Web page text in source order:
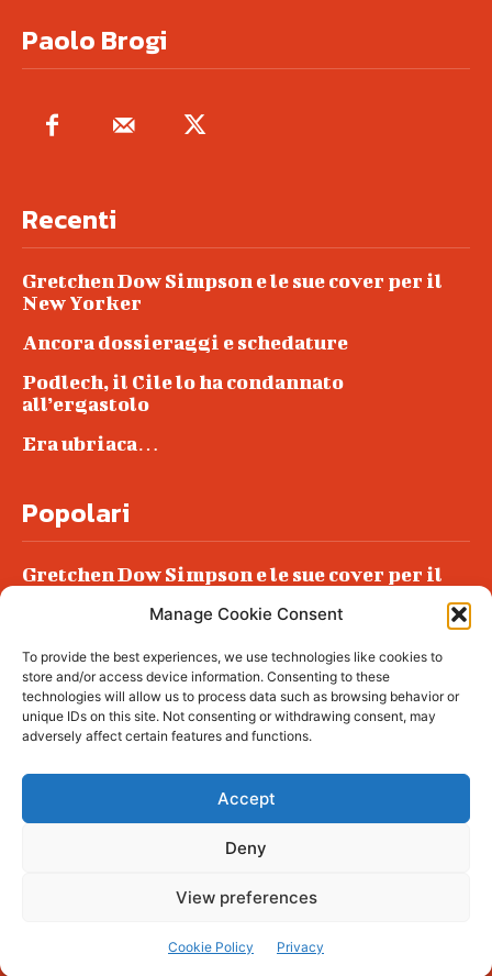
Manage Cookie Consent
To provide the best experiences, we use technologies like cookies to
store and/or access device information. Consenting to these
technologies will allow us to process data such as browsing behavior or
unique IDs on this site. Not consenting or withdrawing consent, may
adversely affect certain features and functions.
Accept
Deny
View preferences
Cookie Policy Privacy
Paolo Brogi
Recenti
Gretchen Dow Simpson e le sue cover per il
New Yorker
Ancora dossieraggi e schedature
Podlech, il Cile lo ha condannato
all’ergastolo
Era ubriaca…
Popolari
Gretchen Dow Simpson e le sue cover per il
Podlech, il Cile lo ha condannato
all’ergastolo
Era ubriaca…
© tagDiv - All rights reserved. Made with
complete News Portal about living, lifestyle,
fashion and wellness. Take your time and
experience!